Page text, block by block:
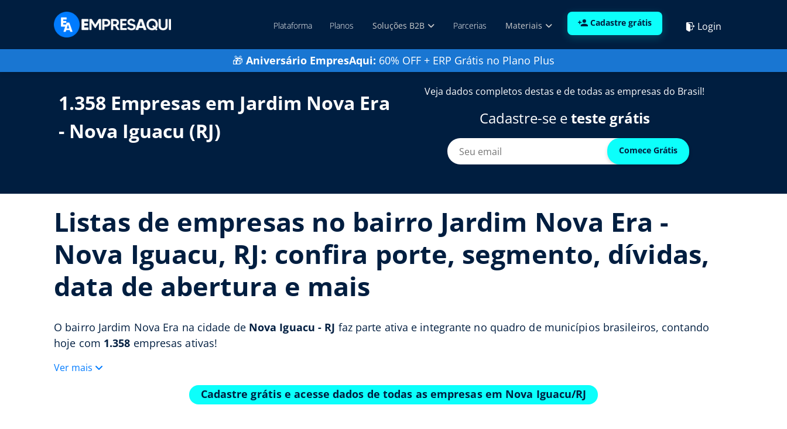
Plataforma Planos Soluções B2B Parcerias Materiais Cadastre grátis Login
🎁 Aniversário EmpresAqui: 60% OFF + ERP Grátis no Plano Plus
1.358 Empresas em Jardim Nova Era
- Nova Iguacu (RJ)
Veja dados completos destas e de todas as empresas do Brasil!
Cadastre-se eteste grátis
Comece Grátis
Listas de empresas no bairro Jardim Nova Era -
Nova Iguacu, RJ: confira porte, segmento, dívidas,
data de abertura e mais
O bairro Jardim Nova Era na cidade de Nova Iguacu - RJ faz parte ativa e integrante no quadro de municípios brasileiros, contando
hoje com 1.358 empresas ativas!
Ver mais
Cadastre grátis e acesse dados de todas as empresas em Nova Iguacu/RJ